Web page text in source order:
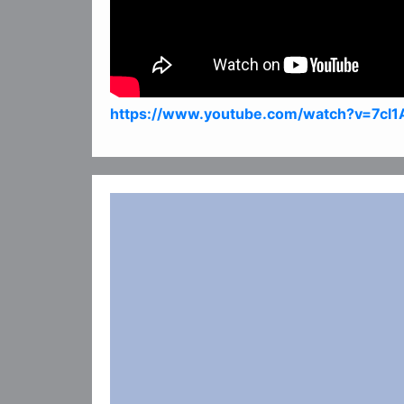
https://www.youtube.com/